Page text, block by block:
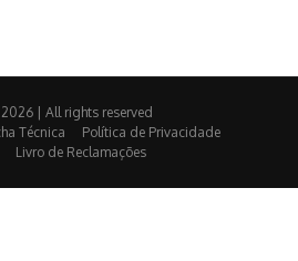
| All rights reserved
Técnica
Política de Privacidade
Livro de Reclamações